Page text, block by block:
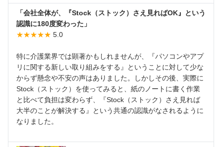
「会社全体が、『Stock（ストック）さえ見ればOK』という
認識に180度変わった」
★★★★★ 5.0
特に介護業界では顕著かもしれませんが、『パソコンやアプ
リに関する新しい取り組みをする』ということに対して少な
からず懸念や不安の声はありました。しかしその後、実際に
Stock（ストック）を使ってみると、紙のノートに書く作業
と比べて負担は変わらず、『Stock（ストック）さえ見れば
大半のことが解決する』という共通の認識がなされるように
なりました。